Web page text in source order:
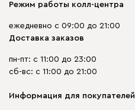
Режим работы колл-центра
ежедневно с 09:00 до 21:00
Доставка заказов
пн-пт: с 11:00 до 23:00
сб-вс: с 11:00 до 21:00
Информация для покупателей